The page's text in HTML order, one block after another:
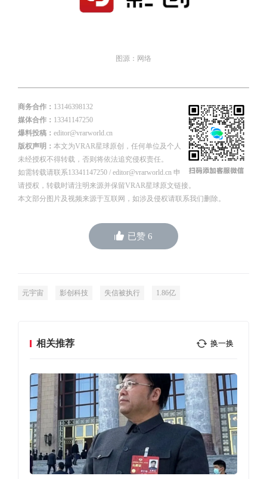
图源：网络
商务合作： 13146398132
媒体合作： 13341147250
爆料投稿： editor@vrarworld.cn
版权声明： 本文为VRAR星球原创，任何单位及个人
未经授权不得转载，否则将依法追究侵权责任。
如需转载请联系13341147250 / editor@vrarworld.cn 申
请授权，转载时请注明来源并保留VRAR星球原文链接。
本文部分图片及视频来源于互联网，如涉及侵权请联系我们删除。
已赞 6
元宇宙 影创科技 失信被执行 1.86亿
相关推荐 换一换